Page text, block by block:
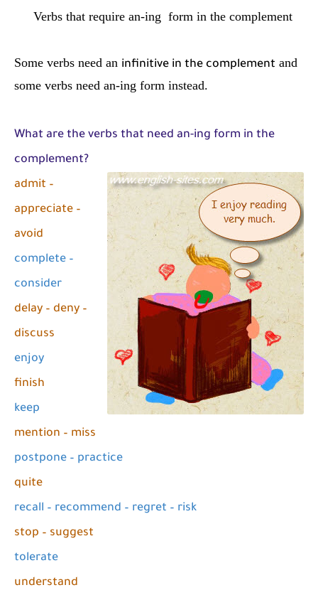
Verbs that require an-ing form in the complement
Some verbs need an infinitive in the complement and
some verbs need an-ing form instead.
What are the verbs that need an-ing form in the
complement?
admit –
appreciate –
avoid
complete –
consider
delay – deny –
discuss
enjoy
finish
keep
mention – miss
postpone – practice
quite
recall – recommend – regret – risk
stop – suggest
tolerate
understand